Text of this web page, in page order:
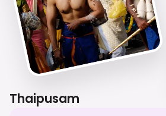
Thaipusam